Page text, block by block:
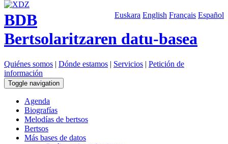
Euskara English Français Español
BDB
Bertsolaritzaren datu-basea
Quiénes somos | Dónde estamos | Servicios | Petición de
información
Toggle navigation
Agenda
Biografías
Melodías de bertsos
Bertsos
Más bases de datos